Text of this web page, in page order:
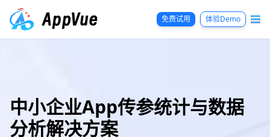
免费试用 体验Demo
中小企业App传参统计与数据
分析解决方案